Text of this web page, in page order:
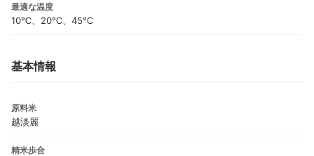
最適な温度
10℃、20℃、45℃
基本情報
原料米
越淡麗
精米歩合